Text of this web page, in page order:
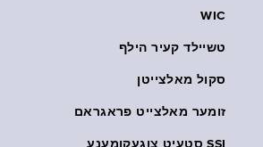
WIC
טשיילד קעיר הילף
סקול מאלצייטן
זומער מאלצייט פראגראם
SSI סטעיט צוגעקומענע